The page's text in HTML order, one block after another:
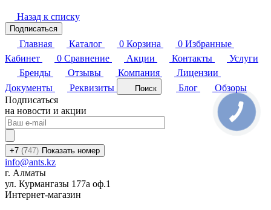
Назад к списку
Подписаться
Главная Каталог 0 Корзина 0 Избранные
Кабинет
0 Сравнение Акции Контакты
Услуги
Бренды
Отзывы Компания
Лицензии
Документы
Реквизиты Поиск Блог
Обзоры
Подписаться
на новости и акции
+7 (747) Показать номер
info@ants.kz
г. Алматы
ул. Курмангазы 177а оф.1
Интернет-магазин